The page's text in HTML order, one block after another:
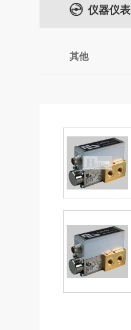
仪器仪表
其他